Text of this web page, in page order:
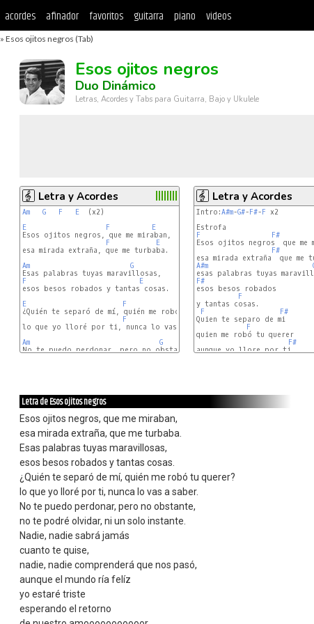
acordes afinador favoritos guitarra piano videos
» Esos ojitos negros (Tab)
Esos ojitos negros
Duo Dinámico
Letras, Acordes y Tabs para Guitarra, Bajo y Ukulele
Letra y Acordes
Am G F E
  (x2)
E
F
E
Esos ojitos negros, que me miraban,
F
E
esa mirada extraña, que me turbaba.
Am
G
F
E
esos besos robados y tantas cosas.
E
F
E
¿Quién te separó de mí, quién me robó tu querer?
F
E
lo que yo lloré por ti, nunca lo vas a saber.
Am
G
Letra y Acordes
Intro:A#m-G#-F#-F x2
F
F#
Esos ojitos negros  que me
F#
A#m
F#
F
y tantas cosas.
F
F#
Quien te separo de mi
F
quien me robó tu querer
F#
aunque yo llore por ti
Letra de Esos ojitos negros
Esos ojitos negros, que me miraban,
esa mirada extraña, que me turbaba.
Esas palabras tuyas maravillosas,
esos besos robados y tantas cosas.
¿Quién te separó de mí, quién me robó tu querer?
lo que yo lloré por ti, nunca lo vas a saber.
No te puedo perdonar, pero no obstante,
no te podré olvidar, ni un solo instante.
Nadie, nadie sabrá jamás
cuanto te quise,
nadie, nadie comprenderá que nos pasó,
aunque el mundo ría felíz
yo estaré triste
esperando el retorno